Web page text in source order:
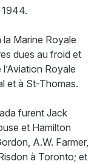
1944.
Marine Royale
dues au froid et
Royale
et à St-Thomas.
furent Jack
et Hamilton
A.W. Farmer,
à Toronto; et